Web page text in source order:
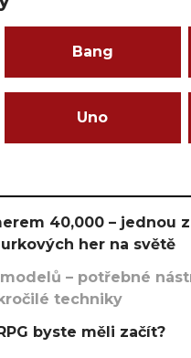
Bang
Uno
40,000 – jednou z
her na světě
– potřebné
techniky
byste měli začít?